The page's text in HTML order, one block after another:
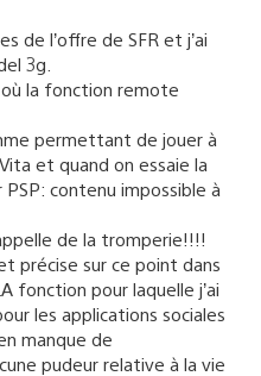
de l’offre de SFR et j’ai
3g.
la fonction remote
permettant de jouer à
et quand on essaie la
contenu impossible à
de la tromperie!!!!
précise sur ce point dans
fonction pour laquelle j’ai
les applications sociales
manque de
pudeur relative à la vie